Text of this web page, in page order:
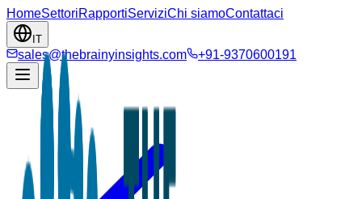
HomeSettoriRapportiServiziChi siamoContattaci
IT
sales@thebrainyinsights.com +91-9370600191